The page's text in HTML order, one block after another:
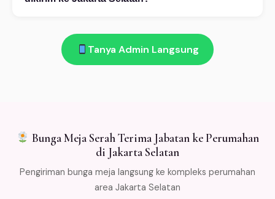
diterima di Jakarta Selatan → kami ganti gratis. Salah
kirim → refund penuh. Kami kemas bunga dengan cold
Tanya Admin Langsung
Bunga Meja Serah Terima Jabatan ke Perumahan
di Jakarta Selatan
Pengiriman bunga meja langsung ke kompleks perumahan
area Jakarta Selatan